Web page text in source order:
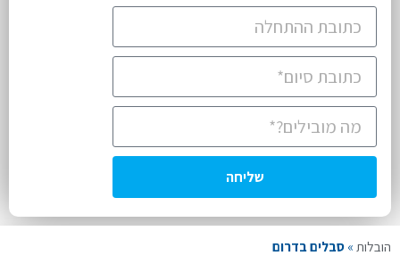
שליחה
הובלות » סבלים בדרום